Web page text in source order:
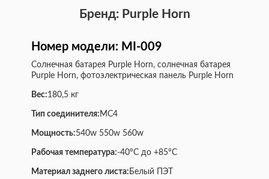
Бренд: Purple Horn
Номер модели: MI-009
Солнечная батарея Purple Horn, солнечная батарея
Purple Horn, фотоэлектрическая панель Purple Horn
Вес:180,5 кг
Тип соединителя: MC4
Мощность:540w 550w 560w
Рабочая температура:-40°C до +85°C
Материал заднего листа: Белый ПЭТ